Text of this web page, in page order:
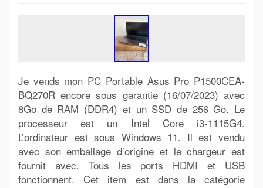
Je vends mon PC Portable Asus Pro P1500CEA-
BQ270R encore sous garantie (16/07/2023) avec
8Go de RAM (DDR4) et un SSD de 256 Go. Le
processeur est un Intel Core i3-1115G4.
L’ordinateur est sous Windows 11. Il est vendu
avec son emballage d’origine et le chargeur est
fournit avec. Tous les ports HDMI et USB
fonctionnent. Cet item est dans la catégorie